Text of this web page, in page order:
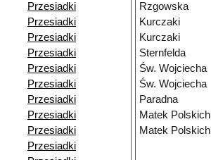
Przesiadki
Przesiadki
Przesiadki
Przesiadki
Przesiadki
Przesiadki
Przesiadki
Przesiadki
Przesiadki
Przesiadki
Rzgowska
Kurczaki
Kurczaki
Sternfelda
Św. Wojciecha
Św. Wojciecha
Paradna
Matek Polskich
Matek Polskich